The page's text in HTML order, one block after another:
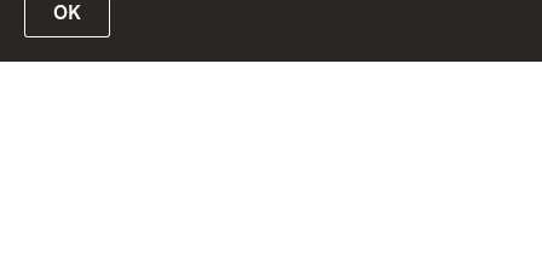
Link zur Website des Ministeriums
OK